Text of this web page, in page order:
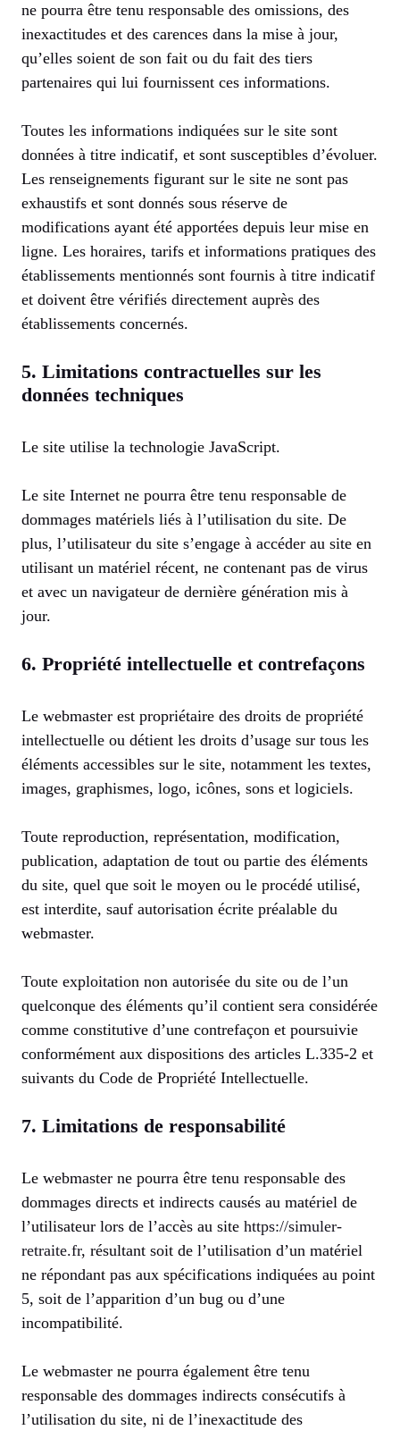
ne pourra être tenu responsable des omissions, des
inexactitudes et des carences dans la mise à jour,
qu’elles soient de son fait ou du fait des tiers
partenaires qui lui fournissent ces informations.
Toutes les informations indiquées sur le site sont
données à titre indicatif, et sont susceptibles d’évoluer.
Les renseignements figurant sur le site ne sont pas
exhaustifs et sont donnés sous réserve de
modifications ayant été apportées depuis leur mise en
ligne. Les horaires, tarifs et informations pratiques des
établissements mentionnés sont fournis à titre indicatif
et doivent être vérifiés directement auprès des
établissements concernés.
5. Limitations contractuelles sur les
données techniques
Le site utilise la technologie JavaScript.
Le site Internet ne pourra être tenu responsable de
dommages matériels liés à l’utilisation du site. De
plus, l’utilisateur du site s’engage à accéder au site en
utilisant un matériel récent, ne contenant pas de virus
et avec un navigateur de dernière génération mis à
jour.
6. Propriété intellectuelle et contrefaçons
Le webmaster est propriétaire des droits de propriété
intellectuelle ou détient les droits d’usage sur tous les
éléments accessibles sur le site, notamment les textes,
images, graphismes, logo, icônes, sons et logiciels.
Toute reproduction, représentation, modification,
publication, adaptation de tout ou partie des éléments
du site, quel que soit le moyen ou le procédé utilisé,
est interdite, sauf autorisation écrite préalable du
webmaster.
Toute exploitation non autorisée du site ou de l’un
quelconque des éléments qu’il contient sera considérée
comme constitutive d’une contrefaçon et poursuivie
conformément aux dispositions des articles L.335-2 et
suivants du Code de Propriété Intellectuelle.
7. Limitations de responsabilité
Le webmaster ne pourra être tenu responsable des
dommages directs et indirects causés au matériel de
l’utilisateur lors de l’accès au site https://simuler-
retraite.fr, résultant soit de l’utilisation d’un matériel
ne répondant pas aux spécifications indiquées au point
5, soit de l’apparition d’un bug ou d’une
incompatibilité.
Le webmaster ne pourra également être tenu
responsable des dommages indirects consécutifs à
l’utilisation du site, ni de l’inexactitude des